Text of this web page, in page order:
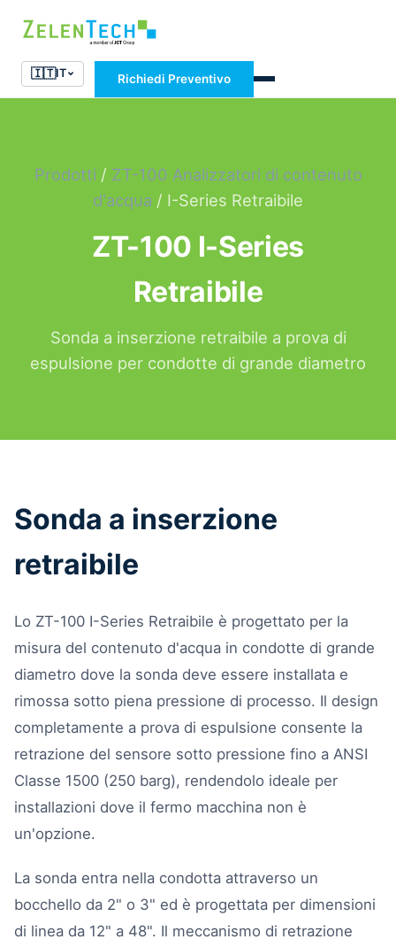
🇮🇹IT Richiedi Preventivo
Prodotti / ZT-100 Analizzatori di contenuto
d'acqua / I-Series Retraibile
ZT-100 I-Series
Retraibile
Sonda a inserzione retraibile a prova di
espulsione per condotte di grande diametro
Sonda a inserzione
retraibile
Lo ZT-100 I-Series Retraibile è progettato per la
misura del contenuto d'acqua in condotte di grande
diametro dove la sonda deve essere installata e
rimossa sotto piena pressione di processo. Il design
completamente a prova di espulsione consente la
retrazione del sensore sotto pressione fino a ANSI
Classe 1500 (250 barg), rendendolo ideale per
installazioni dove il fermo macchina non è
un'opzione.
La sonda entra nella condotta attraverso un
bocchello da 2" o 3" ed è progettata per dimensioni
di linea da 12" a 48". Il meccanismo di retrazione